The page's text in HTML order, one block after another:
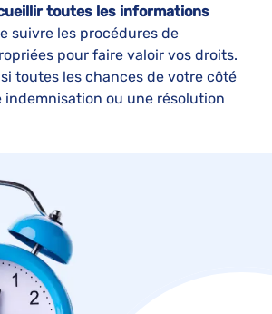
toutes les informations
suivre les procédures de
pour faire valoir vos droits.
toutes les chances de votre côté
indemnisation ou une résolution